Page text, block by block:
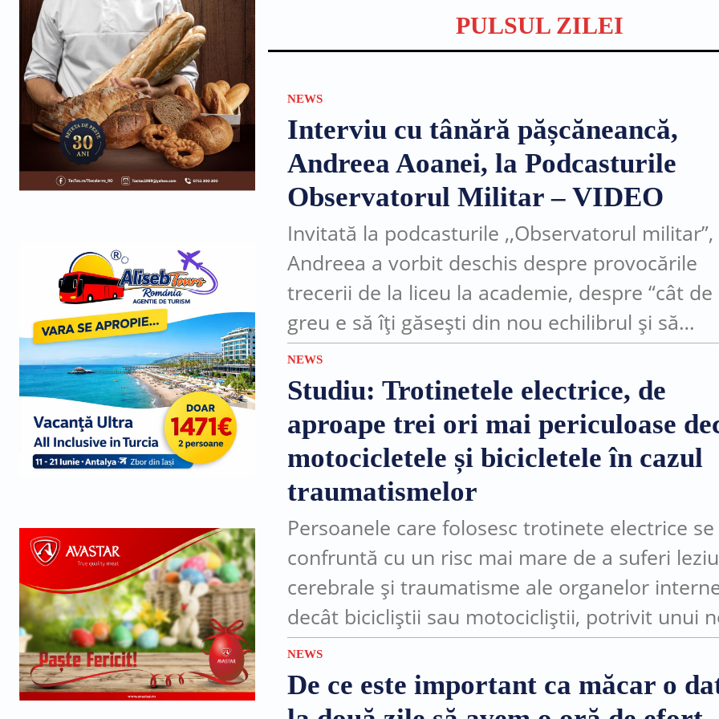
PULSUL ZILEI
NEWS
Interviu cu tânără pășcăneancă,
Andreea Aoanei, la Podcasturile
Observatorul Militar – VIDEO
Invitată la podcasturile ,,Observatorul militar”,
Andreea a vorbit deschis despre provocările
trecerii de la liceu la academie, despre “cât de
greu e să îți găsești din nou echilibrul și să
conștientizezi că un început greu nu
drum...
NEWS
Studiu: Trotinetele electrice, de
aproape trei ori mai periculoase
motocicletele și bicicletele în cazul
traumatismelor
Persoanele care folosesc trotinete electrice se
confruntă cu un risc mai mare de a suferi
cerebrale și traumatisme ale organelor
decât bicicliștii sau motocicliștii, potrivit unui
studiu, scrie Sky News.De asemenea, femeile
circulă cu trotinete electrice...
NEWS
De ce este important ca măcar o